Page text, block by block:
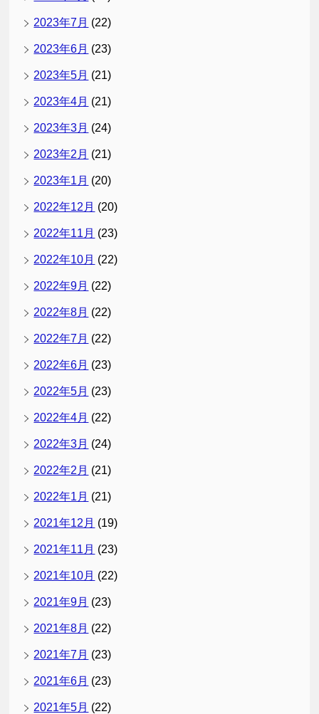
2023年7月 (22)
2023年6月 (23)
2023年5月 (21)
2023年4月 (21)
2023年3月 (24)
2023年2月 (21)
2023年1月 (20)
2022年12月 (20)
2022年11月 (23)
2022年10月 (22)
2022年9月 (22)
2022年8月 (22)
2022年7月 (22)
2022年6月 (23)
2022年5月 (23)
2022年4月 (22)
2022年3月 (24)
2022年2月 (21)
2022年1月 (21)
2021年12月 (19)
2021年11月 (23)
2021年10月 (22)
2021年9月 (23)
2021年8月 (22)
2021年7月 (23)
2021年6月 (23)
2021年5月 (22)